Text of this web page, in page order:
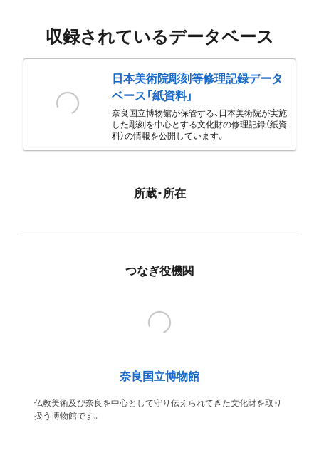
収録されているデータベース
日本美術院彫刻等修理記録データ
ベース「紙資料」
奈良国立博物館が保管する、日本美術院が実施
した彫刻を中心とする文化財の修理記録（紙資
料）の情報を公開しています。
所蔵・所在
つなぎ役機関
奈良国立博物館
仏教美術及び奈良を中心として守り伝えられてきた文化財を取り
扱う博物館です。